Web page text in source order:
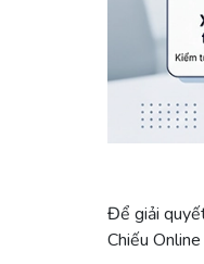
Để giải
Chiếu